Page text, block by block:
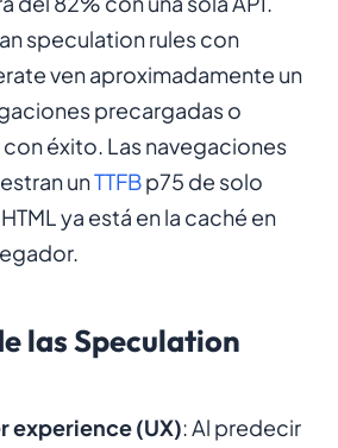
speculation rules con
ven aproximadamente un
precargadas o
éxito. Las navegaciones
unTTFBp75 de solo
ya está en la caché en
las Speculation
experience (UX): Al predecir